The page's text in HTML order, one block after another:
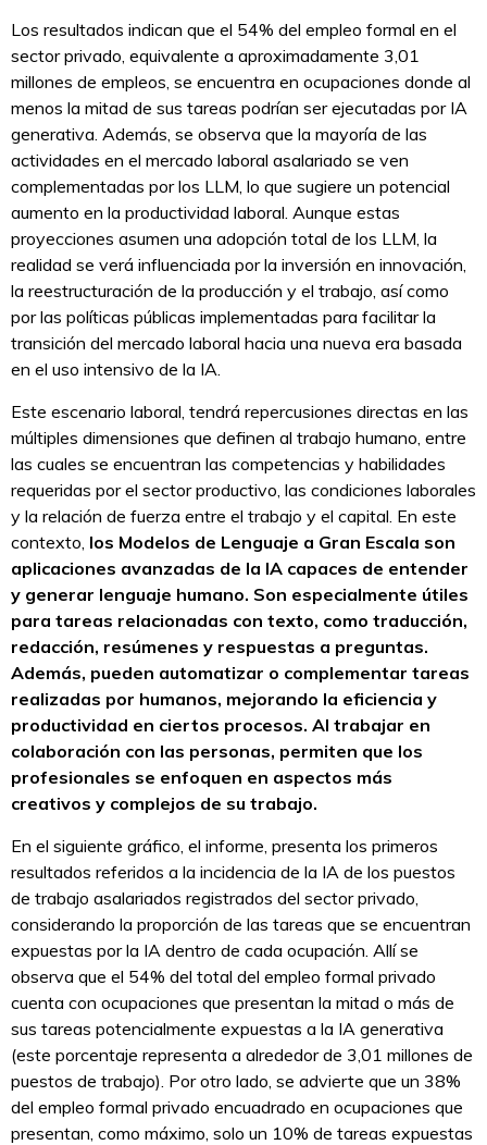
Los resultados indican que el 54% del empleo formal en el
sector privado, equivalente a aproximadamente 3,01
millones de empleos, se encuentra en ocupaciones donde al
menos la mitad de sus tareas podrían ser ejecutadas por IA
generativa. Además, se observa que la mayoría de las
actividades en el mercado laboral asalariado se ven
complementadas por los LLM, lo que sugiere un potencial
aumento en la productividad laboral. Aunque estas
proyecciones asumen una adopción total de los LLM, la
realidad se verá influenciada por la inversión en innovación,
la reestructuración de la producción y el trabajo, así como
por las políticas públicas implementadas para facilitar la
transición del mercado laboral hacia una nueva era basada
en el uso intensivo de la IA.
Este escenario laboral, tendrá repercusiones directas en las
múltiples dimensiones que definen al trabajo humano, entre
las cuales se encuentran las competencias y habilidades
requeridas por el sector productivo, las condiciones laborales
y la relación de fuerza entre el trabajo y el capital. En este
contexto, los Modelos de Lenguaje a Gran Escala son
aplicaciones avanzadas de la IA capaces de entender
y generar lenguaje humano. Son especialmente útiles
para tareas relacionadas con texto, como traducción,
redacción, resúmenes y respuestas a preguntas.
Además, pueden automatizar o complementar tareas
realizadas por humanos, mejorando la eficiencia y
productividad en ciertos procesos. Al trabajar en
colaboración con las personas, permiten que los
profesionales se enfoquen en aspectos más
creativos y complejos de su trabajo.
En el siguiente gráfico, el informe, presenta los primeros
resultados referidos a la incidencia de la IA de los puestos
de trabajo asalariados registrados del sector privado,
considerando la proporción de las tareas que se encuentran
expuestas por la IA dentro de cada ocupación. Allí se
observa que el 54% del total del empleo formal privado
cuenta con ocupaciones que presentan la mitad o más de
sus tareas potencialmente expuestas a la IA generativa
(este porcentaje representa a alrededor de 3,01 millones de
puestos de trabajo). Por otro lado, se advierte que un 38%
del empleo formal privado encuadrado en ocupaciones que
presentan, como máximo, solo un 10% de tareas expuestas